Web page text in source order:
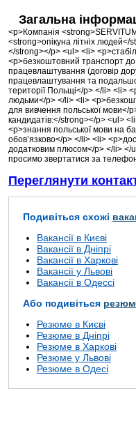
Загальна
<p>Компанія
<strong>опікуна літніх
</strong></p> <ul> <li>
<p>безкоштовний транспорт
працевлаштування (договір
працевлаштування та
території Польщі</p> </li> <li>
людьми</p> </li> <li>
для вивчення польської мови</
кандидатів:</strong></p> <ul>
<p>знання польської мови на
обов’язково</p> </li> <li>
додатковим плюсом</p> </li> </
просимо звертатися за
Переглянути
Подивіться схожі
Вакансії в Києві
Вакансії в Дніпрі
Вакансії в Харкові
Вакансії у Львові
Вакансії в Одессі
Або подивіться
Резюме в Києві
Резюме в Дніпрі
Резюме в Харкові
Резюме у Львові
Резюме в Одесі